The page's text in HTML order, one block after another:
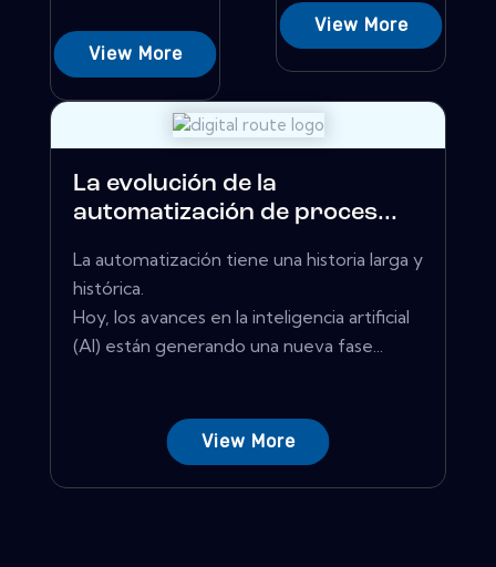
View More
View More
La evolución de la
automatización de proces...
La automatización tiene una historia larga y
histórica.
Hoy, los avances en la inteligencia artificial
(AI) están generando una nueva fase...
View More